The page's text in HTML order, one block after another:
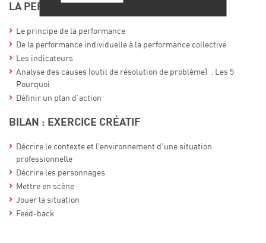
LA PERFORMANCE
Le principe de la performance
De la performance individuelle à la performance collective
Les indicateurs
Analyse des causes (outil de résolution de problème) : Les 5
Pourquoi
Définir un plan d’action
BILAN : EXERCICE CRÉATIF
Décrire le contexte et l’environnement d’une situation
professionnelle
Décrire les personnages
Mettre en scène
Jouer la situation
Feed-back